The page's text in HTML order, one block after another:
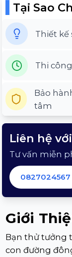
Tại Sao
Thiết kế
Thi
Bảo
tâm
Liên hệ
Tư vấn miễn
0827024567
Giới
Bạn thử tưởng
con đường